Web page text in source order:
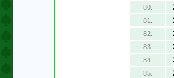
80.
81.
82.
83.
84.
85.